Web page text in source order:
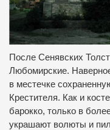
После Сенявских
Любомирские.
в местечке
Крестителя. Как и
барокко, только в
украшают волюты и